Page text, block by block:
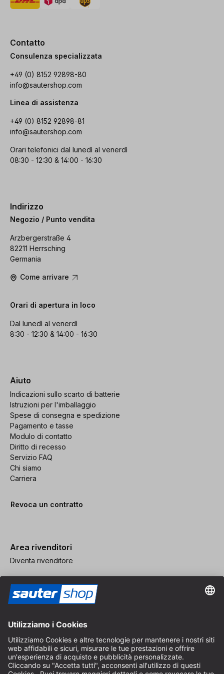
Contatto
Consulenza specializzata
+49 (0) 8152 92898-80
info@sautershop.com
Linea di assistenza
+49 (0) 8152 92898-81
info@sautershop.com
Orari telefonici dal lunedì al venerdì
08:30 - 12:30 & 14:00 - 16:30
Indirizzo
Negozio / Punto vendita
Arzbergerstraße 4
82211 Herrsching
Germania
Come arrivare
Orari di apertura in loco
Dal lunedì al venerdì
8:30 - 12:30 & 14:00 - 16:30
Aiuto
Indicazioni sullo scarto di batterie
Istruzioni per l'imballaggio
Spese di consegna e spedizione
Pagamento e tasse
Modulo di contatto
Diritto di recesso
Servizio FAQ
Chi siamo
Carriera
Revoca un contratto
Area rivenditori
Diventa rivenditore
CGV
Protezione dei Dati
Impostazioni dei Cookie